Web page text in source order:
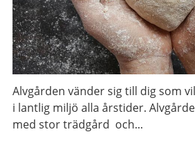
Alvgården vänder sig till dig som
i lantlig miljö alla årstider.
med stor trädgård och...